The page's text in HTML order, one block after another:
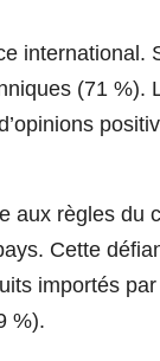
international.
(71 %).
aux règles du
Cette
importés
%).